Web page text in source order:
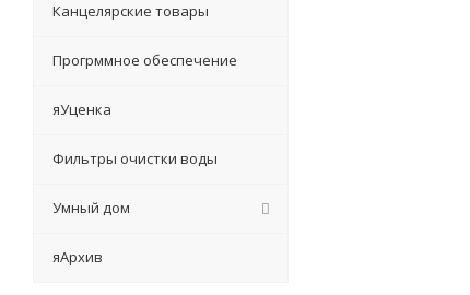
Канцелярские товары
Прогрммное обеспечение
яУценка
Фильтры очистки воды
Умный дом
яАрхив